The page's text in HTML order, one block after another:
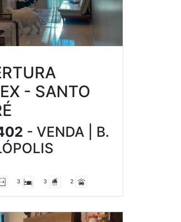
- SANTO
- VENDA | B.
3 3 2